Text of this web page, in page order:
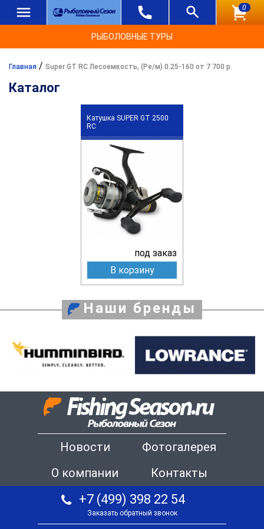
0
РЫБОЛОВНЫЕ ТУРЫ
Главная / Super GT RC Лесоемкость, (Ре/м) 0.25-160 от 7 700 р.
Каталог
Катушка SUPER GT 2500
RC
под заказ
В корзину
Наши бренды
Новости
Фотогалерея
О компании
Контакты
+7 (499) 398 22 54
Заказать обратный звонок